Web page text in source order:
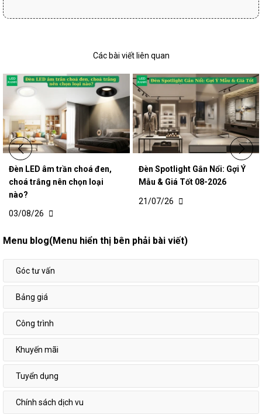
Các bài viết liên quan
Đèn LED âm trần choá đen,
choá trắng nên chọn loại
nào?
03/08/26
Đèn Spotlight Gắn Nổi: Gợi Ý
Mẫu & Giá Tốt 08-2026
21/07/26
Menu blog(Menu hiển thị bên phải bài viết)
Góc tư vấn
Bảng giá
Công trình
Khuyến mãi
Tuyển dụng
Chính sách dịch vu